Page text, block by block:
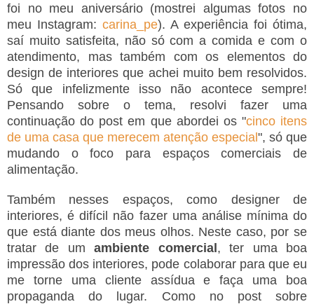
foi no meu aniversário (mostrei algumas fotos no
meu Instagram: carina_pe). A experiência foi ótima,
saí muito satisfeita, não só com a comida e com o
atendimento, mas também com os elementos do
design de interiores que achei muito bem resolvidos.
Só que infelizmente isso não acontece sempre!
Pensando sobre o tema, resolvi fazer uma
continuação do post em que abordei os "cinco itens
de uma casa que merecem atenção especial", só que
mudando o foco para espaços comerciais de
alimentação.
Também nesses espaços, como designer de
interiores, é difícil não fazer uma análise mínima do
que está diante dos meus olhos. Neste caso, por se
tratar de umambiente comercial, ter uma boa
impressão dos interiores, pode colaborar para que eu
me torne uma cliente assídua e faça uma boa
propaganda do lugar. Como no post sobre